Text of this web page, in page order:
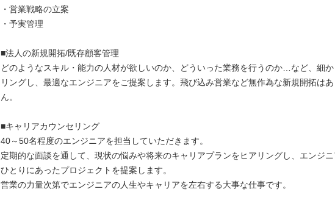
・営業戦略の立案
・予実管理
■法人の新規開拓/既存顧客管理
どのようなスキル・能力の人材が欲しいのか、どういった業務を行うのか…など、細
リングし、最適なエンジニアをご提案します。飛び込み営業など無作為な新規開拓は
ん。
■キャリアカウンセリング
40～50名程度のエンジニアを担当していただきます。
定期的な面談を通して、現状の悩みや将来のキャリアプランをヒアリングし、エンジニ
ひとりにあったプロジェクトを提案します。
営業の力量次第でエンジニアの人生やキャリアを左右する大事な仕事です。